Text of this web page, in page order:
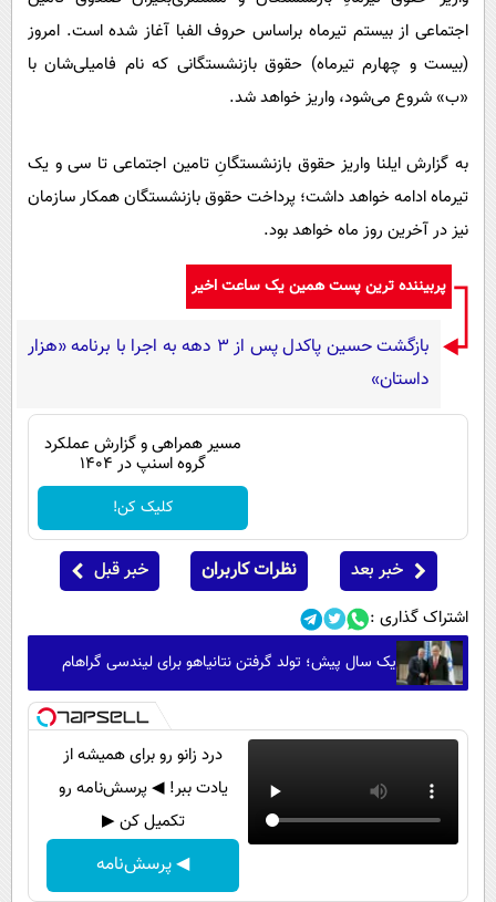
سرگرمی
گوناگون
محیط زیست
اجتماعی
سیاست خارجی
پیامک
آشپزی
اجتماعی از بیستم تیرماه براساس حروف الفبا آغاز شده است. امروز
(بیست و چهارم تیرماه) حقوق بازنشستگانی که نام فامیلی‌شان با
«ب» شروع می‌شود، واریز خواهد شد.
به گزارش ایلنا واریز حقوق بازنشستگانِ تامین اجتماعی تا سی و یک
تیرماه ادامه خواهد داشت؛ پرداخت حقوق بازنشستگان همکار سازمان
نیز در آخرین روز ماه خواهد بود.
پربیننده ترین پست همین یک ساعت اخیر
بازگشت حسین پاکدل پس از ۳ دهه به اجرا با برنامه «هزار
داستان»
مسیر همراهی و گزارش عملکرد
گروه اسنپ در ۱۴۰۴
کلیک کن!
خبر بعد نظرات کاربران خبر قبل
اشتراک گذاری :
یک سال پیش؛ تولد گرفتن نتانیاهو برای لیندسی گراهام
درد زانو رو برای همیشه از
یادت ببر! ◀ پرسش‌نامه رو
تکمیل کن ▶
◀ پرسش‌نامه